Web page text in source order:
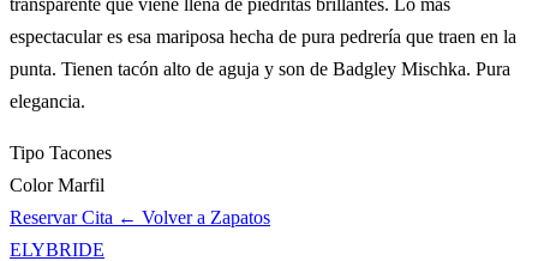
espectacular es esa mariposa hecha de pura pedrería que traen en la
punta. Tienen tacón alto de aguja y son de Badgley Mischka. Pura
elegancia.
Tipo Tacones
Color Marfil
Reservar Cita ← Volver a Zapatos
ELYBRIDE